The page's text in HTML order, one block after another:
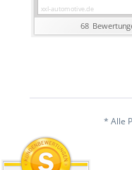
* Alle